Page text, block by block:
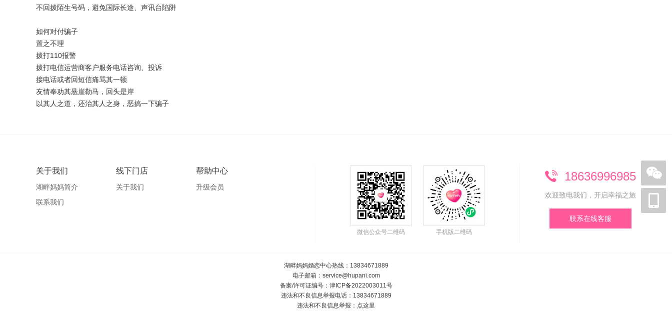
不回拨陌生号码，避免国际长途、声讯台陷阱
如何对付骗子
置之不理
拨打110报警
拨打电信运营商客户服务电话咨询、投诉
接电话或者回短信痛骂其一顿
友情奉劝其悬崖勒马，回头是岸
以其人之道，还治其人之身，恶搞一下骗子
关于我们
湖畔妈妈简介
联系我们
线下门店
关于我们
帮助中心
升级会员
18636996985
欢迎致电我们，开启幸福之旅
联系在线客服
微信公众号二维码 手机版二维码
湖畔妈妈婚恋中心热线：13834671889
电子邮箱：service@hupani.com
备案/许可证编号： 津ICP备2022003011号
违法和不良信息举报电话：13834671889
违法和不良信息举报： 点这里